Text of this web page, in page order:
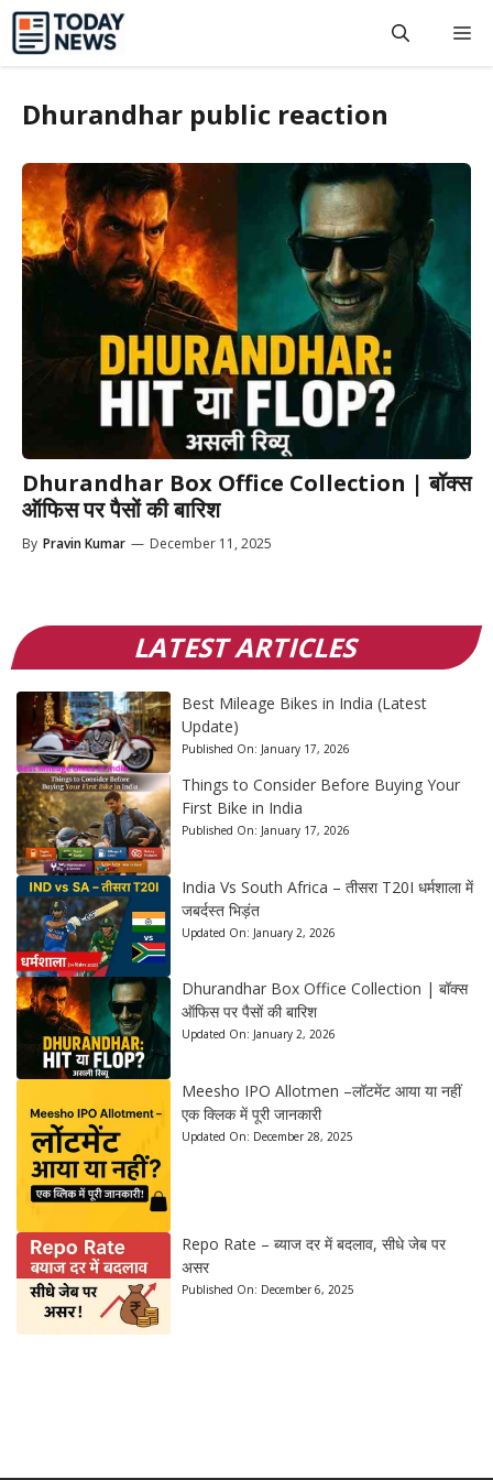
Skip
content
Dhurandhar public reaction
Dhurandhar Box Office Collection | बॉक्स
ऑफिस पर पैसों की बारिश
By Pravin Kumar — December 11, 2025
LATEST ARTICLES
Best Mileage Bikes in India (Latest
Update)
Published On: January 17, 2026
Things to Consider Before Buying Your
First Bike in India
Published On: January 17, 2026
India Vs South Africa – तीसरा T20I धर्मशाला में
जबर्दस्त भिड़ंत
Updated On: January 2, 2026
Dhurandhar Box Office Collection | बॉक्स
ऑफिस पर पैसों की बारिश
Updated On: January 2, 2026
Meesho IPO Allotmen –लॉटमेंट आया या नहीं
एक क्लिक में पूरी जानकारी
Updated On: December 28, 2025
Repo Rate – ब्याज दर में बदलाव, सीधे जेब पर
असर
Published On: December 6, 2025